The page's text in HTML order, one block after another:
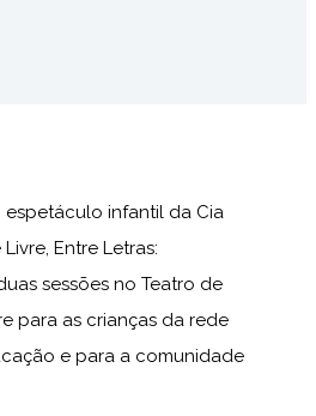
infantil da Cia
Entre Letras:
sessões no Teatro de
para as crianças da rede
e para a comunidade